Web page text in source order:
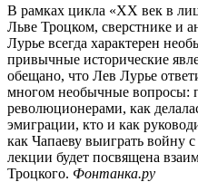
В рамках цикла «XX век в
Льве Троцком, сверстнике и
Лурье всегда характерен
привычные исторические
обещано, что Лев Лурье
многом необычные вопросы:
революционерами, как
эмиграции, кто и как
как Чапаеву выиграть войну
лекции будет посвящена
Троцкого. Фонтанка.ру